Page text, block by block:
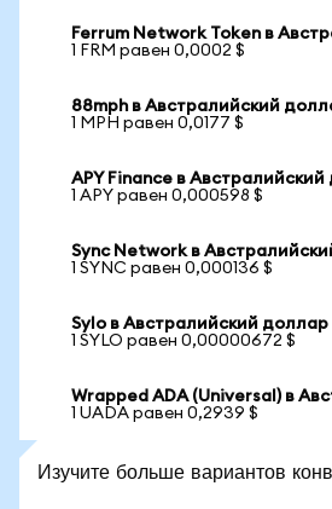
Ferrum Network Token в
1 FRM равен 0,0002 $
88mph в Австралийский
1 MPH равен 0,0177 $
APY Finance в
1 APY равен 0,000598 $
Sync Network в
1 SYNC равен 0,000136 $
Sylo в Австралийский доллар
1 SYLO равен 0,00000672 $
Wrapped ADA (Universal) в
1 UADA равен 0,2939 $
Изучите больше вариантов